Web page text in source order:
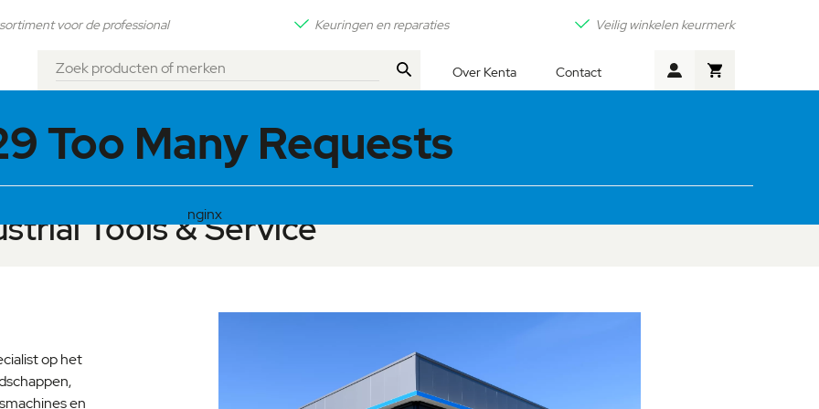
voor de professional Keuringen en reparaties Veilig winkelen keurmerk
Zoek
of
merken
Zoek
Over Kenta Contact
Winkelwagen
Too Many Requests
nginx
Tools & Service
op het
en